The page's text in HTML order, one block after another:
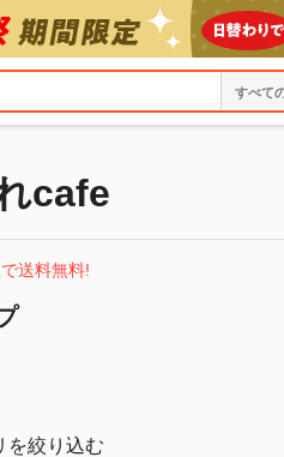
cafe
送料無料!
を絞り込む